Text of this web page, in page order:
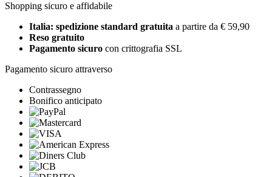
Shopping sicuro e affidabile
Italia: spedizione standard gratuita a partire da € 59,90
Reso gratuito
Pagamento sicuro con crittografia SSL
Pagamento sicuro attraverso
Contrassegno
Bonifico anticipato